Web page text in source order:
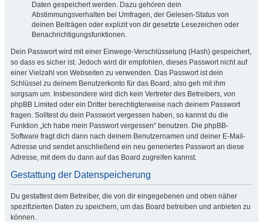
Daten gespeichert werden. Dazu gehören dein
Abstimmungsverhalten bei Umfragen, der Gelesen-Status von
deinen Beiträgen oder explizit von dir gesetzte Lesezeichen oder
Benachrichtigungsfunktionen.
Dein Passwort wird mit einer Einwege-Verschlüsselung (Hash) gespeichert,
so dass es sicher ist. Jedoch wird dir empfohlen, dieses Passwort nicht auf
einer Vielzahl von Webseiten zu verwenden. Das Passwort ist dein
Schlüssel zu deinem Benutzerkonto für das Board, also geh mit ihm
sorgsam um. Insbesondere wird dich kein Vertreter des Betreibers, von
phpBB Limited oder ein Dritter berechtigterweise nach deinem Passwort
fragen. Solltest du dein Passwort vergessen haben, so kannst du die
Funktion „Ich habe mein Passwort vergessen“ benutzen. Die phpBB-
Software fragt dich dann nach deinem Benutzernamen und deiner E-Mail-
Adresse und sendet anschließend ein neu generiertes Passwort an diese
Adresse, mit dem du dann auf das Board zugreifen kannst.
Gestattung der Datenspeicherung
Du gestattest dem Betreiber, die von dir eingegebenen und oben näher
spezifizierten Daten zu speichern, um das Board betreiben und anbieten zu
können.